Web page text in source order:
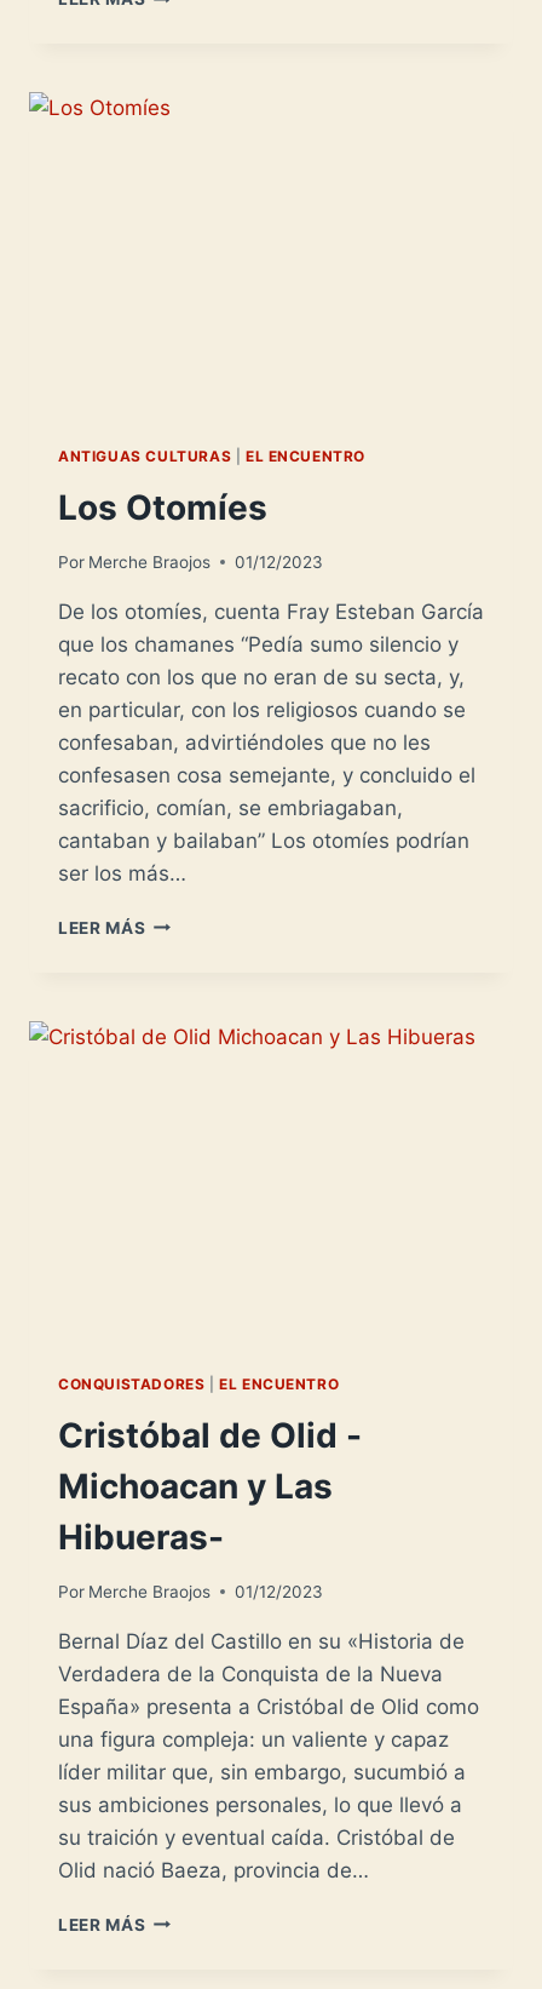
EL
SILENCIOSO
ANTIGUAS CULTURAS EL ENCUENTRO
Los Otomíes
Por Merche Braojos 01/12/2023
De los otomíes, cuenta Fray Esteban García
que los chamanes “Pedía sumo silencio y
recato con los que no eran de su secta, y,
en particular, con los religiosos cuando se
confesaban, advirtiéndoles que no les
confesasen cosa semejante, y concluido el
sacrificio, comían, se embriagaban,
cantaban y bailaban” Los otomíes podrían
ser los más…
LEER MÁS LOS
CONQUISTADORES |EL ENCUENTRO
Cristóbal de Olid -
Michoacan y Las
Hibueras-
Por Merche Braojos 01/12/2023
Bernal Díaz del Castillo en su «Historia de
Verdadera de la Conquista de la Nueva
España» presenta a Cristóbal de Olid como
una figura compleja: un valiente y capaz
líder militar que, sin embargo, sucumbió a
sus ambiciones personales, lo que llevó a
su traición y eventual caída. Cristóbal de
Olid nació Baeza, provincia de…
LEER MÁS CRISTÓBAL